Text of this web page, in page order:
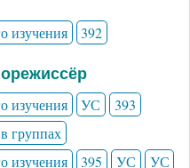
изучения
392
изучения УС
393
группах
изучения
395 УС УС